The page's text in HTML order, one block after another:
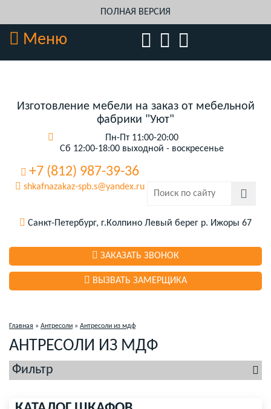
ПОЛНАЯ ВЕРСИЯ
Меню
Изготовление мебели на заказ от мебельной
фабрики "Уют"
Пн-Пт 11:00-20:00
Сб 12:00-18:00 выходной - воскресенье
+7 (812) 987-39-36
shkafnazakaz-spb.s@yandex.ru
Санкт-Петербург, г.Колпино Левый берег р. Ижоры 67
ЗАКАЗАТЬ ЗВОНОК
ВЫЗВАТЬ ЗАМЕРЩИКА
Главная » Антресоли » Антресоли из мдф
АНТРЕСОЛИ ИЗ МДФ
Фильтр